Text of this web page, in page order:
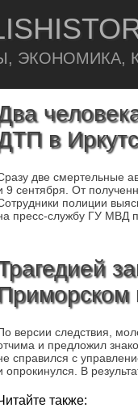
ЭКОНОМИКА,
в
две смертельные
9 сентября. От
полиции
пресс-службу ГУ МВД
версии следствия,
и предложил
справился с
опрокинулся. В
также: